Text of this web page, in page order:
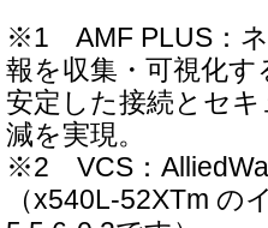
※1 AMF PLUS：ネ
報を収集・可視化
安定した接続とセ
減を実現。
※2 VCS：
（x540L-52XTm